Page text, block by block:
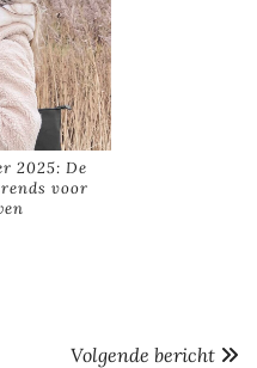
2025: De
voor
Volgende bericht